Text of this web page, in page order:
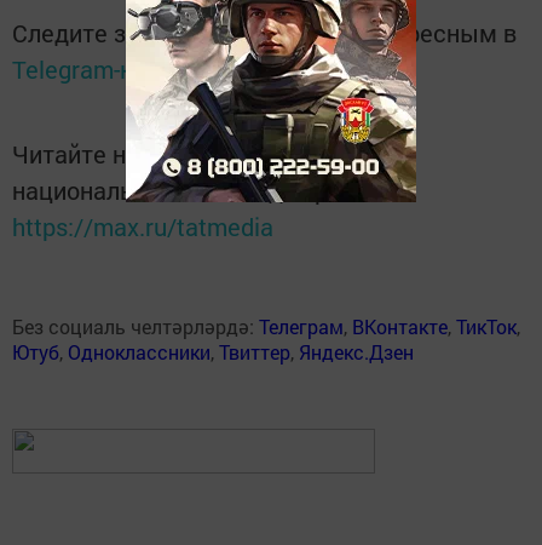
Следите за самым важным и интересным в
Telegram-каналеТатмедиа
Читайте новости Татарстана в
национальном мессенджере MАХ:
https://max.ru/tatmedia
Без социаль челтәрләрдә: Телеграм, ВКонтакте,ТикТок,
Ютуб, Одноклассники,Твиттер, Яндекс.Дзен